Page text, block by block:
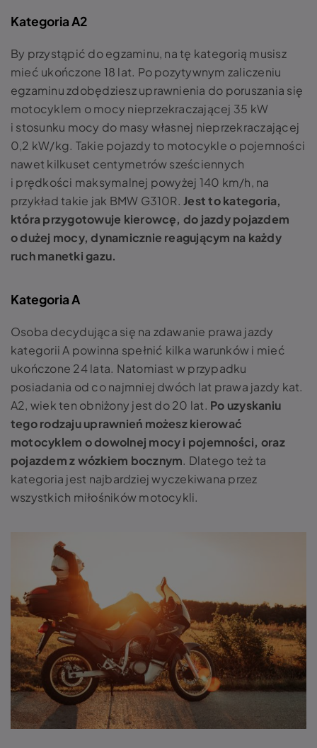
Kategoria A2
By przystąpić do egzaminu, na tę kategorią musisz
mieć ukończone 18 lat. Po pozytywnym zaliczeniu
egzaminu zdobędziesz uprawnienia do poruszania się
motocyklem o mocy nieprzekraczającej 35 kW
i stosunku mocy do masy własnej nieprzekraczającej
0,2 kW/kg. Takie pojazdy to motocykle o pojemności
nawet kilkuset centymetrów sześciennych
i prędkości maksymalnej powyżej 140 km/h, na
przykład takie jak BMW G310R. Jest to kategoria,
która przygotowuje kierowcę, do jazdy pojazdem
o dużej mocy, dynamicznie reagującym na każdy
ruch manetki gazu.
Kategoria A
Osoba decydująca się na zdawanie prawa jazdy
kategorii A powinna spełnić kilka warunków i mieć
ukończone 24 lata. Natomiast w przypadku
posiadania od co najmniej dwóch lat prawa jazdy kat.
A2, wiek ten obniżony jest do 20 lat. Po uzyskaniu
tego rodzaju uprawnień możesz kierować
motocyklem o dowolnej mocy i pojemności, oraz
pojazdem z wózkiem bocznym. Dlatego też ta
kategoria jest najbardziej wyczekiwana przez
wszystkich miłośników motocykli.